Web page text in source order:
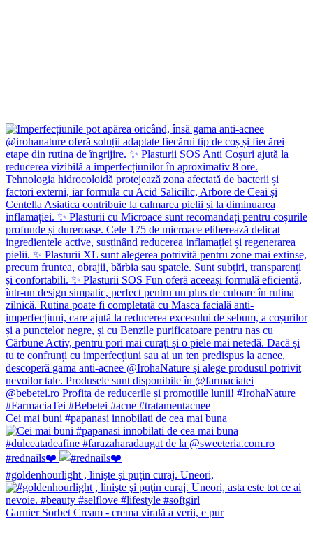
Cei mai buni #papanasi innobilati de cea mai buna
#rednails❤️
#goldenhourlight , linişte şi puţin curaj. Uneori,
Garnier Sorbet Cream - crema virală a verii, e pur